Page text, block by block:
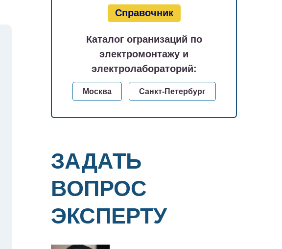
Справочник
Каталог огранизаций по
электромонтажу и
электролабораторий:
Москва Санкт-Петербург
ЗАДАТЬ
ВОПРОС
ЭКСПЕРТУ